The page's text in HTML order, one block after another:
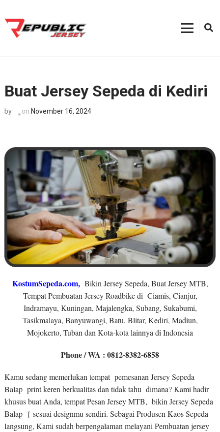
to
content
Kostum Sepeda
0812-8382-6858, Toko Kostum Terdekat, Tempat Buat Jersey Bekasi
Buat Jersey Sepeda di Kediri
by on November 16, 2024
KostumSepeda.com, Bikin Jersey Sepeda, Buat Jersey MTB,
Tempat Pembuatan Jersey Roadbike di Ciamis, Cianjur,
Indramayu, Kuningan, Majalengka, Subang, Sukabumi,
Tasikmalaya, Banyuwangi, Batu, Blitar, Kediri, Madiun,
Mojokerto, Tuban dan Kota-kota lainnya di Indonesia
Phone / WA : 0812-8382-6858
Kamu sedang memerlukan tempat pemesanan Jersey Sepeda
Balap print keren berkualitas dan tidak tahu dimana? Kami hadir
khusus buat Anda, tempat Pesan Jersey MTB, bikin Jersey Sepeda
Balap { sesuai designmu sendiri. Sebagai Produsen Kaos Sepeda
langsung, Kami sudah berpengalaman melayani Pembuatan jersey